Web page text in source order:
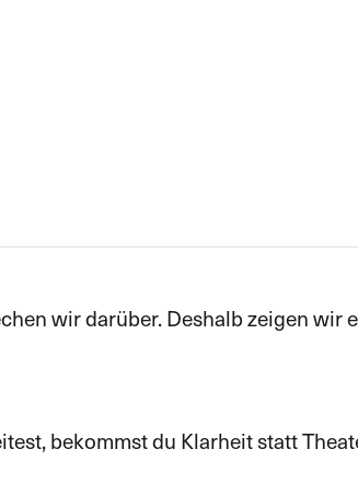
wir darüber. Deshalb zeigen wir
bekommst du Klarheit statt